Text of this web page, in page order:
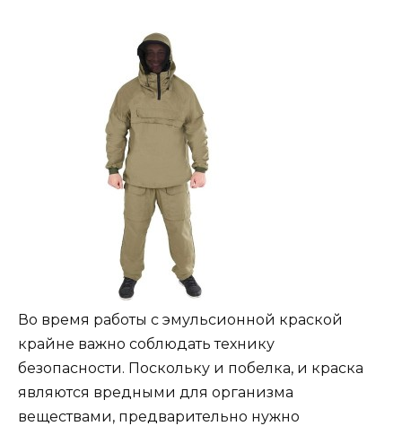
Во время работы с эмульсионной краской
крайне важно соблюдать технику
безопасности. Поскольку и побелка, и краска
являются вредными для организма
веществами, предварительно нужно